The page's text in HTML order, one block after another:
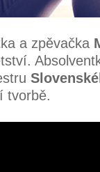
a zpěvačka
tvorbě.